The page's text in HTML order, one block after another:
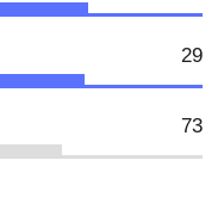
29
73